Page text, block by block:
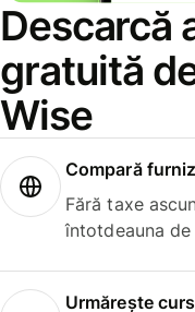
Descarcă
gratuită
Wise
Compară
Fără taxe
întotdeauna
Urmărește